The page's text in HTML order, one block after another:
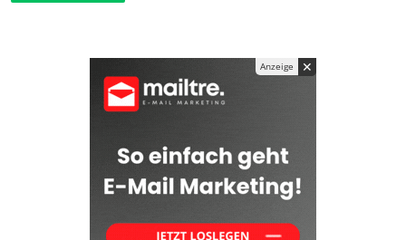
Anzeige ✕